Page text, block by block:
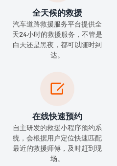
全天候的救援
汽车道路救援服务平台提供全
天24小时的救援服务，不管是
白天还是黑夜，都可以随时到
达。

在线快速预约
自主研发的救援小程序预约系
统，会根据用户定位快速匹配
最近的救援师傅，及时赶到现
场。